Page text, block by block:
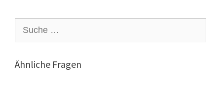
nach:
Ähnliche Fragen